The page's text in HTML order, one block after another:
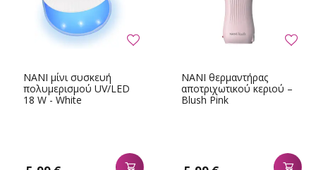
NANI μίνι συσκευή
πολυμερισμού UV/LED
18 W - White
NANI θερμαντήρας
αποτριχωτικού κεριού –
Blush Pink